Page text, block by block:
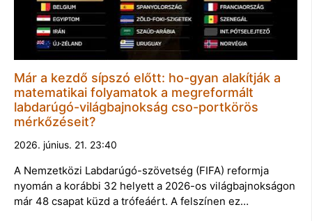
Már a kezdő sípszó előtt: ho-gyan alakítják a
matematikai folyamatok a megreformált
labdarúgó-világbajnokság cso-portkörös
mérkőzéseit?
2026. június. 21. 23:40
A Nemzetközi Labdarúgó-szövetség (FIFA) reformja
nyomán a korábbi 32 helyett a 2026-os világbajnokságon
már 48 csapat küzd a trófeáért. A felszínen ez…